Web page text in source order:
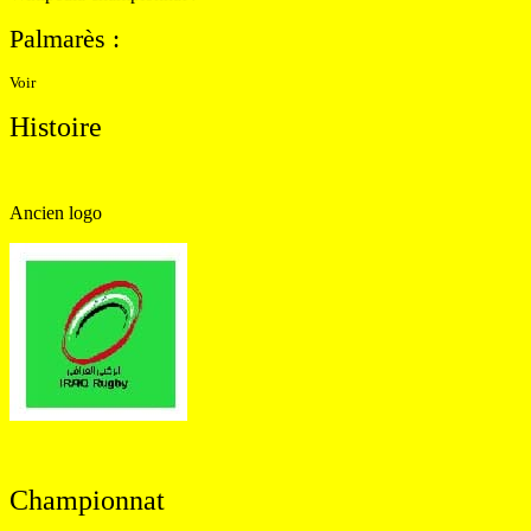
Palmarès :
Voir
Histoire
Ancien logo
Championnat